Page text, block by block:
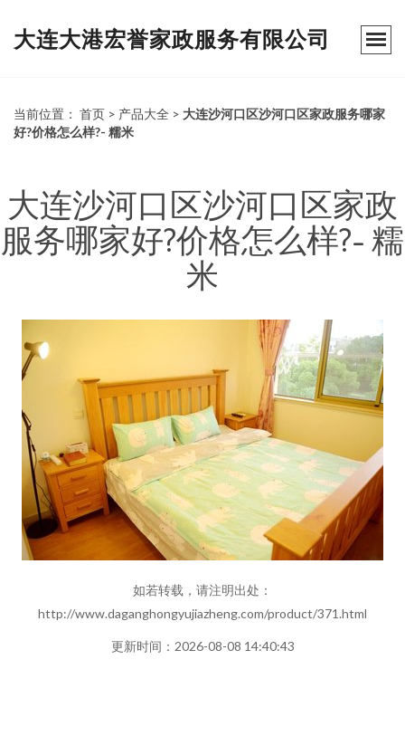
大连大港宏誉家政服务有限公司
当前位置： 首页 > 产品大全 > 大连沙河口区沙河口区家政服务哪家
好?价格怎么样?- 糯米
大连沙河口区沙河口区家政
服务哪家好?价格怎么样?- 糯
米
如若转载，请注明出处：
http://www.daganghongyujiazheng.com/product/371.html
更新时间：2026-08-08 14:40:43